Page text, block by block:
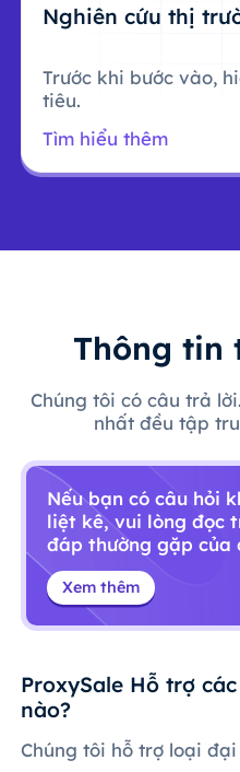
Nghiên cứu thị
Trước khi bước vào,
tiêu.
Tìm hiểu thêm
Thông tin
Chúng tôi có câu trả
nhất đều tập
Nếu bạn có câu hỏi
liệt kê, vui lòng đọc
đáp thường gặp của
Xem thêm
ProxySale Hỗ trợ
nào?
Chúng tôi hỗ trợ loại